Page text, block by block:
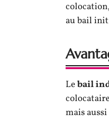
au bail
Lebail
mais